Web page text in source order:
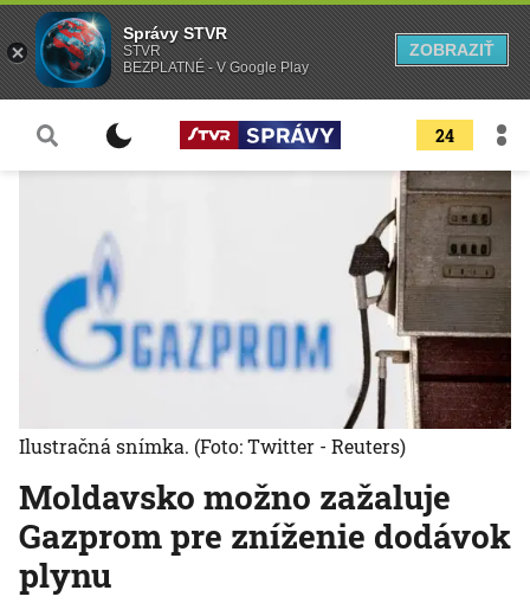
24
Moldavsko možno zažaluje
Gazprom pre zníženie dodávok
plynu
Ilustračná snímka. (Foto: Twitter - Reuters)
Správy STVR
STVR
BEZPLATNÉ - V Google Play
ZOBRAZIŤ